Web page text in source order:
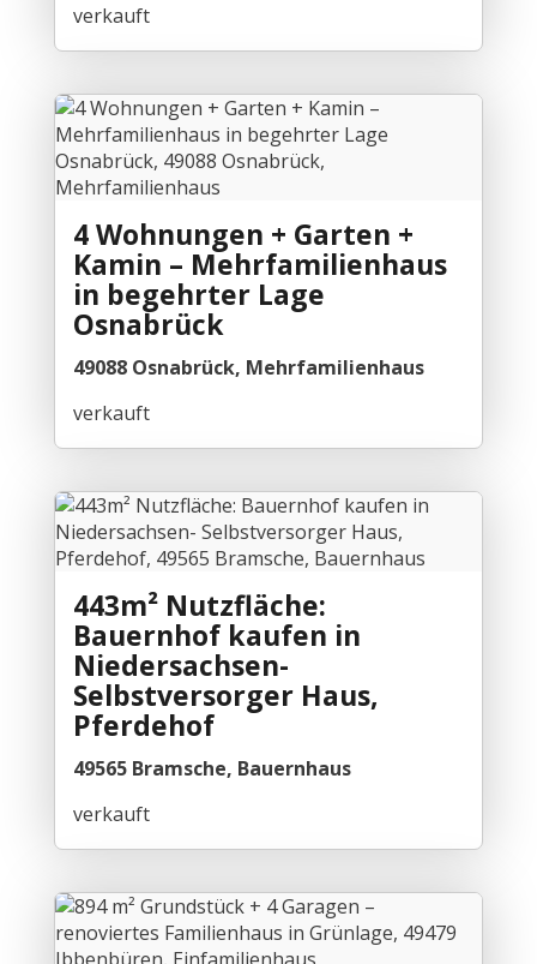
verkauft
4 Wohnungen + Garten +
Kamin – Mehrfamilienhaus
in begehrter Lage
Osnabrück
49088 Osnabrück, Mehrfamilienhaus
verkauft
443m² Nutzfläche:
Bauernhof kaufen in
Niedersachsen-
Selbstversorger Haus,
Pferdehof
49565 Bramsche, Bauernhaus
verkauft